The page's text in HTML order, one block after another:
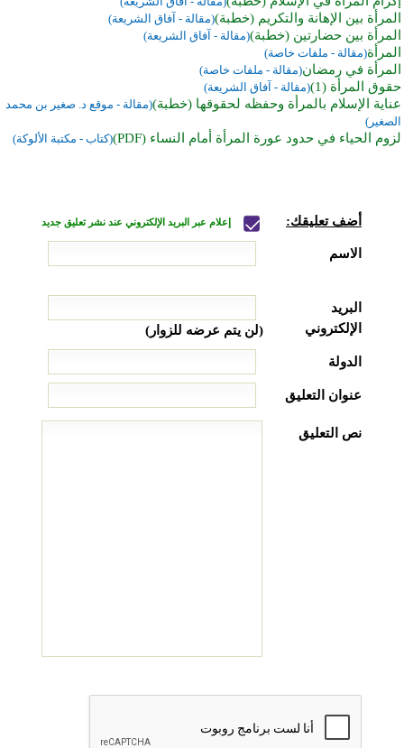
المرأة بين الإهانة والتكريم (خطبة)(مقالة - آفاق الشريعة)
المرأة بين حضارتين (خطبة)(مقالة - آفاق الشريعة)
المرأة(مقالة - ملفات خاصة)
المرأة في رمضان(مقالة - ملفات خاصة)
حقوق المرأة (1) (مقالة - آفاق الشريعة)
عناية الإسلام بالمرأة وحفظه لحقوقها (خطبة)(مقالة - موقع د. صغير بن محمد
الصغير)
لزوم الحياء في حدود عورة المرأة أمام النساء (PDF) (كتاب - مكتبة الألوكة)
أضف تعليقك: إعلام عبر البريد الإلكتروني عند نشر تعليق جديد
الاسم
البريد
الإلكتروني
(لن يتم عرضه للزوار)
الدولة
عنوان التعليق
نص التعليق